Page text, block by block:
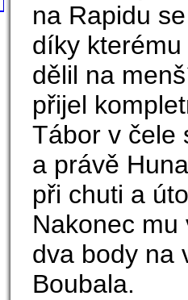
na Rapidu
díky
dělil na
přijel
Tábor v čele
a právě
při chuti a
Nakonec mu
dva body na
Boubala.